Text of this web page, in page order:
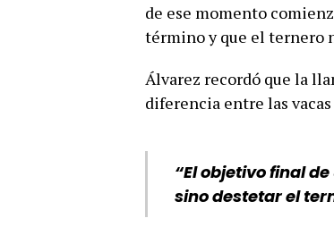
de ese momento
término y que el ternero
Álvarez recordó que la
diferencia entre las
“El objetivo final
sino destetar el